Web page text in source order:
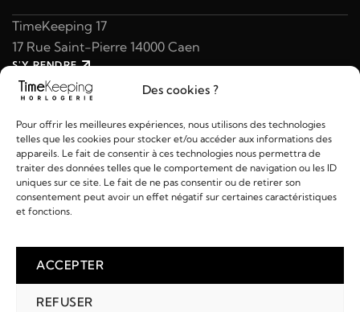
Des cookies ?
Pour offrir les meilleures expériences, nous utilisons des technologies
telles que les cookies pour stocker et/ou accéder aux informations des
appareils. Le fait de consentir à ces technologies nous permettra de
traiter des données telles que le comportement de navigation ou les ID
uniques sur ce site. Le fait de ne pas consentir ou de retirer son
consentement peut avoir un effet négatif sur certaines caractéristiques
et fonctions.
ACCEPTER
REFUSER
TimeKeeping 17
17 Rue Saint-Pierre 14000 Caen
S'Y RENDRE
02 31 47 49 97
contact@timekeeping.fr
Liens utiles
2026 © TIMEKEEPING - Réalisé par